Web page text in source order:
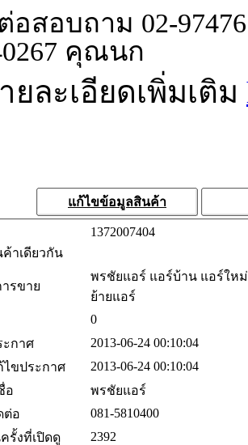
อสอบถาม 02-
คุณนก
ยละเอียดเพิ่มเติม
แก้ไขข้อมูลสินค้า
1372007404
าเดียวกัน
รขาย
พรชัยแอร์ แอร์บ้าน แอร์ให
ย้ายแอร์
0
ะกาศ
2013-06-24 00:10:04
ไขประกาศ
2013-06-24 00:10:04
อ
พรชัยแอร์
ต่อ
081-5810400
รั้งที่เปิดดู
2392